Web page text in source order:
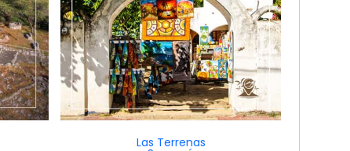
Las Terrenas